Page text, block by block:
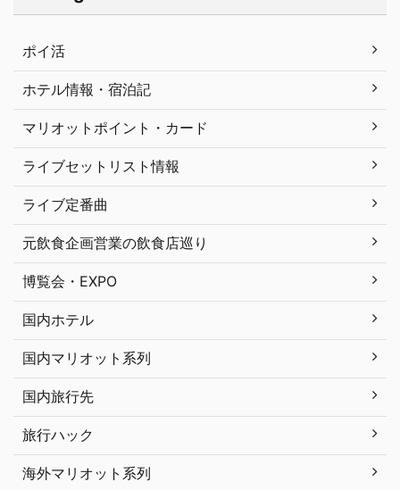
ポイ活
ホテル情報・宿泊記
マリオットポイント・カード
ライブセットリスト情報
ライブ定番曲
元飲食企画営業の飲食店巡り
博覧会・EXPO
国内ホテル
国内マリオット系列
国内旅行先
旅行ハック
海外マリオット系列